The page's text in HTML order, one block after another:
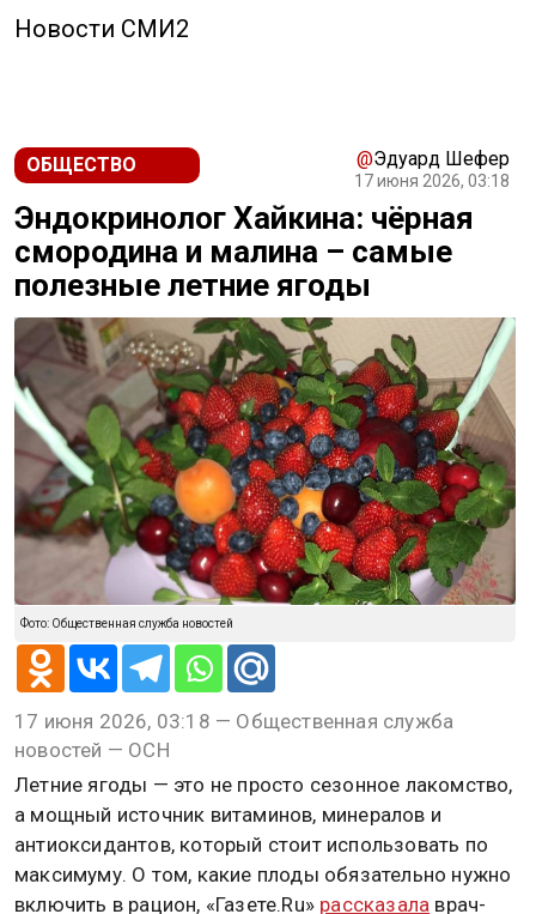
Новости СМИ2
ОБЩЕСТВО @Эдуард Шефер
17 июня 2026, 03:18
Эндокринолог Хайкина: чёрная
смородина и малина – самые
полезные летние ягоды
Фото: Общественная служба новостей
17 июня 2026, 03:18 — Общественная служба
новостей — ОСН
Летние ягоды — это не просто сезонное лакомство,
а мощный источник витаминов, минералов и
антиоксидантов, который стоит использовать по
максимуму. О том, какие плоды обязательно нужно
включить в рацион, «Газете.Ru» рассказала врач-